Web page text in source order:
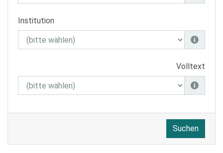
Institution
Volltext
Suchen